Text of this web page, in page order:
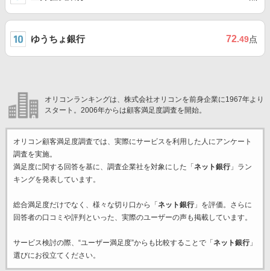
ゆうちょ銀行 72.49点
オリコンランキングは、株式会社オリコンを前身企業に1967年より
スタート。2006年からは顧客満足度調査を開始。
オリコン顧客満足度調査では、実際にサービスを利用した 人にアンケート
調査を実施。
満足度に関する回答を基に、調査企業社を対象にした「 ネット銀行」ラン
キングを発表しています。
総合満足度だけでなく、様々な切り口から「 ネット銀行」を評価。さらに
回答者の口コミや評判といった、実際のユーザーの声も掲載しています。
サービス検討の際、“ユーザー満足度”からも比較することで「 ネット銀行」
選びにお役立てください。